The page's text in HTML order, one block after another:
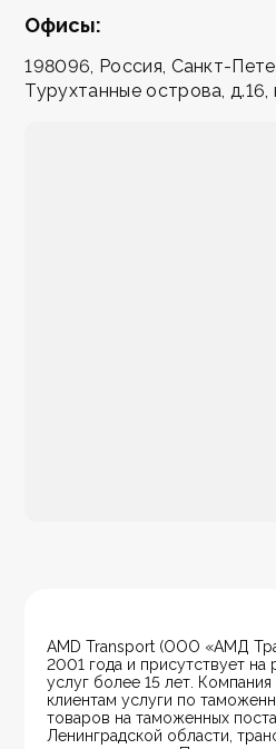
Офисы:
198096, Россия, Санкт-
Турухтанные острова, д.16,
AMD Transport (ООО «АМД
2001 года и присутствует
услуг более 15 лет.
клиентам услуги по
товаров на таможенных
Ленинградской области,